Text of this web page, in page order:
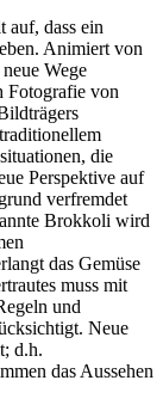
auf, dass ein
Animiert von
Wege
Fotografie von
die
Perspektive auf
verfremdet
Brokkoli wird
das Gemüse
muss mit
und
Neue
d.h.
das Aussehen